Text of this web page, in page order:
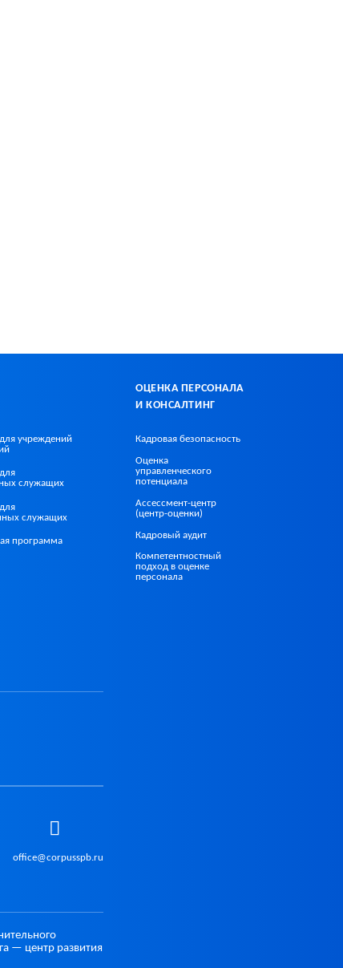
учреждений
служащих
служащих
программа
ОЦЕНКА ПЕРСОНАЛА
И КОНСАЛТИНГ
Кадровая безопасность
Оценка
управленческого
потенциала
Ассессмент-центр
(центр-оценки)
Кадровый аудит
Компетентностный
подход в оценке
персонала
office@corpusspb.ru
— центр развития